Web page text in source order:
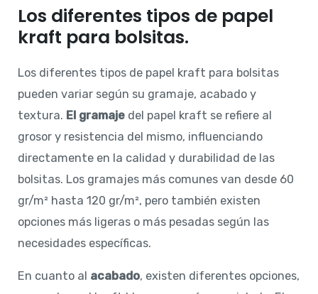
Los diferentes tipos de papel
kraft para bolsitas.
Los diferentes tipos de papel kraft para bolsitas
pueden variar según su gramaje, acabado y
textura. El gramaje del papel kraft se refiere al
grosor y resistencia del mismo, influenciando
directamente en la calidad y durabilidad de las
bolsitas. Los gramajes más comunes van desde 60
gr/m² hasta 120 gr/m², pero también existen
opciones más ligeras o más pesadas según las
necesidades específicas.
En cuanto al acabado, existen diferentes opciones,